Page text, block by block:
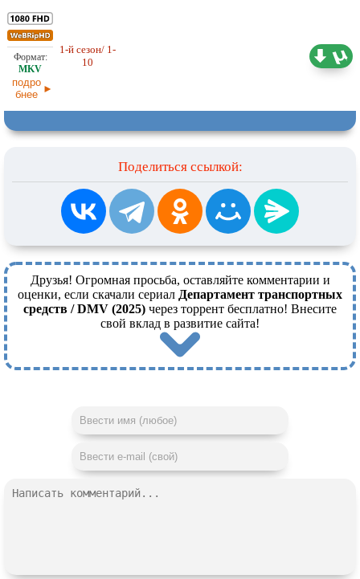
подро
бнее
1-й сезон/ 1-
10
Поделиться ссылкой:
Друзья! Огромная просьба, оставляйте комментарии и
оценки, если скачали сериал Департамент транспортных
средств / DMV (2025) через торрент бесплатно! Внесите
свой вклад в развитие сайта!